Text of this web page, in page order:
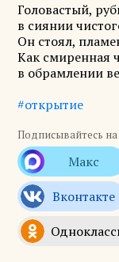
Головастый,
в сиянии
Он стоял,
Как смиренная
в обрамлении
#открытие
Подписывайтесь на